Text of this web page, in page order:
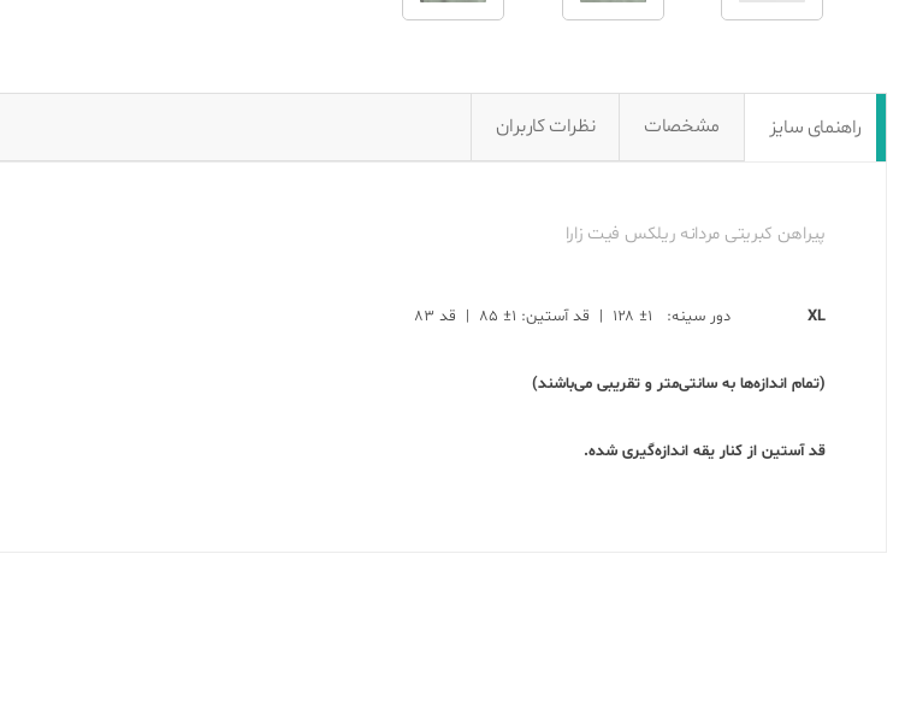
راهنمای سایز مشخصات نظرات کاربران
پیراهن کبریتی مردانه ریلکس فیت زارا
XL دور سینه: ۱± ۱۲۸ | قد آستین: ۱± ۸۵ | قد ۸۳
(تمام اندازه‌ها به سانتی‌متر و تقریبی می‌باشند)
قد آستین از کنار یقه اندازه‌گیری شده.